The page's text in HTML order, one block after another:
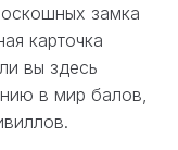
замка
карточка
вы здесь
в мир балов,